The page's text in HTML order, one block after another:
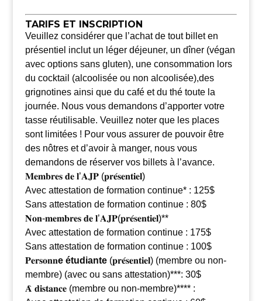
TARIFS ET INSCRIPTION
Veuillez considérer que l’achat de tout billet en
présentiel inclut un léger déjeuner, un dîner (végan
avec options sans gluten), une consommation lors
du cocktail (alcoolisée ou non alcoolisée),des
grignotines ainsi que du café et du thé toute la
journée. Nous vous demandons d’apporter votre
tasse réutilisable. Veuillez noter que les places
sont limitées ! Pour vous assurer de pouvoir être
des nôtres et d’avoir à manger, nous vous
demandons de réserver vos billets à l’avance.
𝐌𝐞𝐦𝐛𝐫𝐞𝐬 𝐝𝐞 𝐥’𝐀𝐉𝐏 (𝐩𝐫𝐞́𝐬𝐞𝐧𝐭𝐢𝐞𝐥)
Avec attestation de formation continue* : 125$
Sans attestation de formation continue : 80$
𝐍𝐨𝐧-𝐦𝐞𝐦𝐛𝐫𝐞𝐬 𝐝𝐞 𝐥’𝐀𝐉𝐏(𝐩𝐫𝐞́𝐬𝐞𝐧𝐭𝐢𝐞𝐥)**
Avec attestation de formation continue : 175$
Sans attestation de formation continue : 100$
𝐏𝐞𝐫𝐬𝐨𝐧𝐧e étudiante (𝐩𝐫𝐞́𝐬𝐞𝐧𝐭𝐢𝐞𝐥) (membre ou non-
membre) (avec ou sans attestation)***: 30$
𝐀̀ 𝐝𝐢𝐬𝐭𝐚𝐧𝐜𝐞 (membre ou non-membre)**** :